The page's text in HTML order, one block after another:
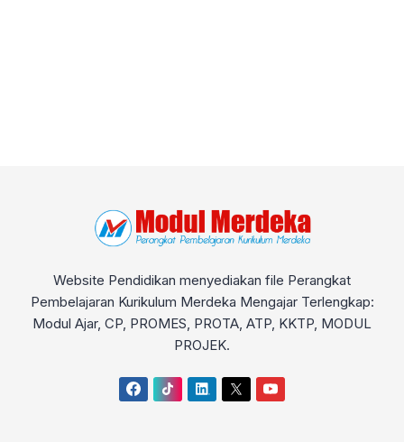
Website Pendidikan menyediakan file Perangkat
Pembelajaran Kurikulum Merdeka Mengajar Terlengkap:
Modul Ajar, CP, PROMES, PROTA, ATP, KKTP, MODUL
PROJEK.